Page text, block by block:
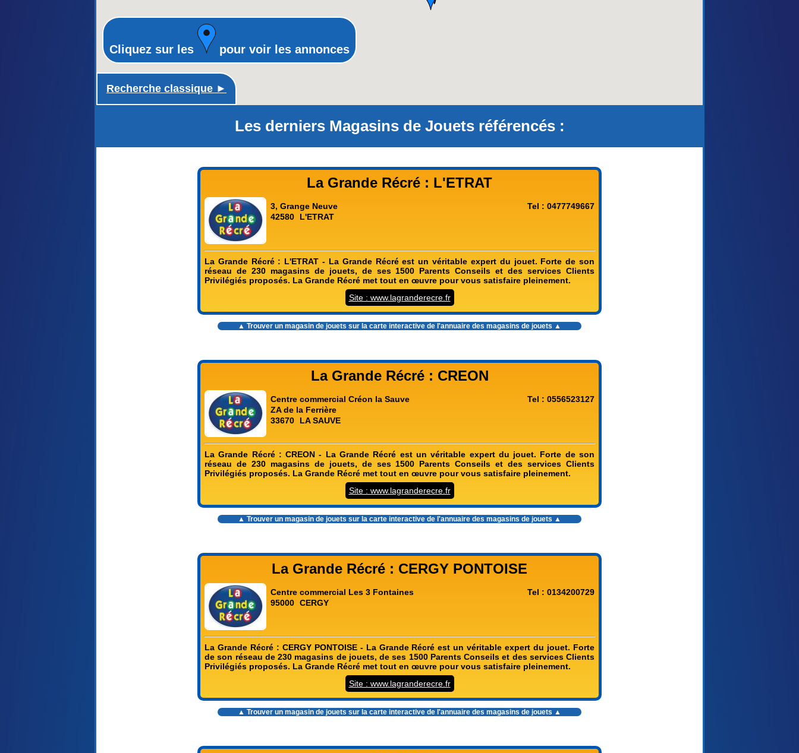
Recherche classique ►
Cliquez sur les pour voir les annonces
Les derniers Magasins de Jouets référencés :
La Grande Récré : L'ETRAT
3, Grange Neuve
42580
L'ETRAT
Tel : 0477749667
La Grande Récré : L'ETRAT - La Grande Récré est un véritable expert du jouet. Forte de son
réseau de 230 magasins de jouets, de ses 1500 Parents Conseils et des services Clients
Privilégiés proposés. La Grande Récré met tout en œuvre pour vous satisfaire pleinement.
Site : www.lagranderecre.fr
▲ Trouver un magasin de jouets sur la carte interactive de l'annuaire des magasins de jouets ▲
La Grande Récré : CREON
Centre commercial Créon la Sauve
ZA de la Ferrière
33670
LA SAUVE
Tel : 0556523127
La Grande Récré : CREON - La Grande Récré est un véritable expert du jouet. Forte de son
réseau de 230 magasins de jouets, de ses 1500 Parents Conseils et des services Clients
Privilégiés proposés. La Grande Récré met tout en œuvre pour vous satisfaire pleinement.
Site : www.lagranderecre.fr
▲ Trouver un magasin de jouets sur la carte interactive de l'annuaire des magasins de jouets ▲
La Grande Récré : CERGY PONTOISE
Centre commercial Les 3 Fontaines
95000 CERGY
Tel : 0134200729
La Grande Récré : CERGY PONTOISE - La Grande Récré est un véritable expert du jouet. Forte
de son réseau de 230 magasins de jouets, de ses 1500 Parents Conseils et des services Clients
Privilégiés proposés. La Grande Récré met tout en œuvre pour vous satisfaire pleinement.
Site : www.lagranderecre.fr
▲ Trouver un magasin de jouets sur la carte interactive de l'annuaire des magasins de jouets ▲